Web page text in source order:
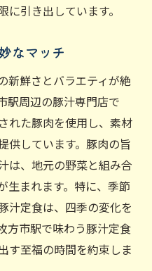
引き出しています。
なマッチ
新鮮さとバラエティが絶
駅周辺の豚汁専門店で
れた豚肉を使用し、素材
供しています。豚肉の旨
は、地元の野菜と組み合
生まれます。特に、季節
汁定食は、四季の変化を
方市駅で味わう豚汁定食
す至福の時間を約束しま